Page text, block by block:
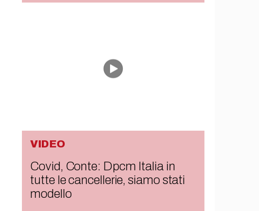
VIDEO
Covid, Conte: Dpcm Italia in
tutte le cancellerie, siamo stati
modello